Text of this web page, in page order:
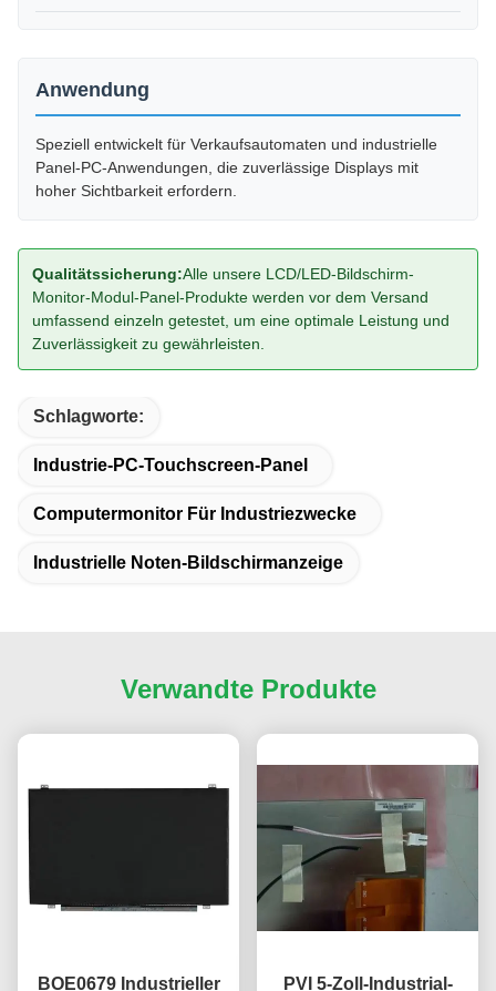
Anwendung
Speziell entwickelt für Verkaufsautomaten und industrielle
Panel-PC-Anwendungen, die zuverlässige Displays mit
hoher Sichtbarkeit erfordern.
Qualitätssicherung:Alle unsere LCD/LED-Bildschirm-
Monitor-Modul-Panel-Produkte werden vor dem Versand
umfassend einzeln getestet, um eine optimale Leistung und
Zuverlässigkeit zu gewährleisten.
Schlagworte:
Industrie-PC-Touchscreen-Panel
Computermonitor Für Industriezwecke
Industrielle Noten-Bildschirmanzeige
Verwandte Produkte
BOE0679 Industrieller
PVI 5-Zoll-Industrial-